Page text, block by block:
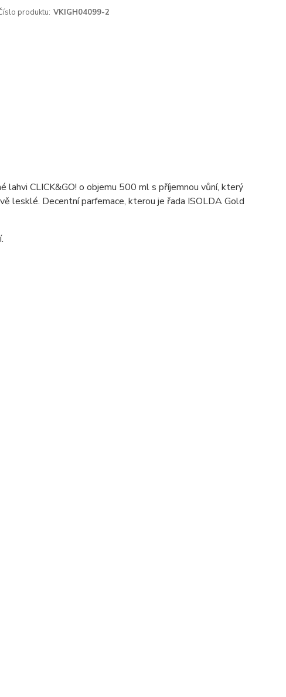
produktu: VKIGH04099-2
lahvi CLICK&GO! o objemu 500 ml s příjemnou vůní, který
lesklé. Decentní parfemace, kterou je řada ISOLDA Gold